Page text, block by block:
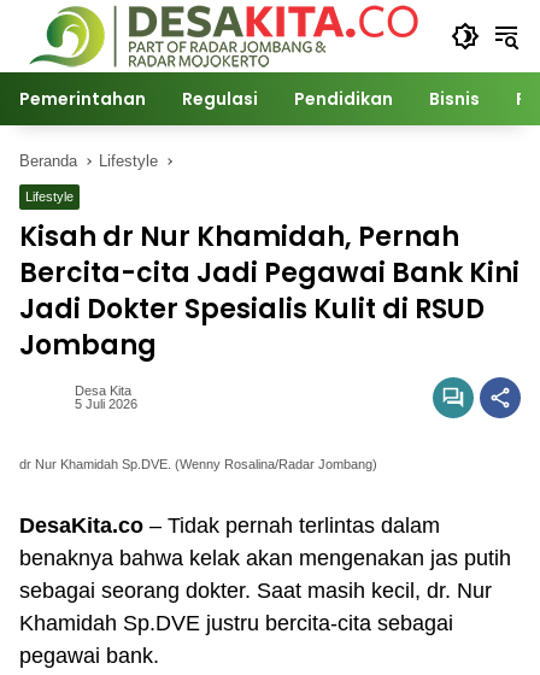
Langsung
konten
Pemerintahan Regulasi Pendidikan Bisnis
Beranda Lifestyle
Lifestyle
Kisah dr Nur Khamidah, Pernah
Bercita-cita Jadi Pegawai Bank Kini
Jadi Dokter Spesialis Kulit di RSUD
Jombang
Desa Kita
5 Juli 2026
dr Nur Khamidah Sp.DVE. (Wenny Rosalina/Radar Jombang)
DesaKita.co – Tidak pernah terlintas dalam
benaknya bahwa kelak akan mengenakan jas putih
sebagai seorang dokter. Saat masih kecil, dr. Nur
Khamidah Sp.DVE justru bercita-cita sebagai
pegawai bank.